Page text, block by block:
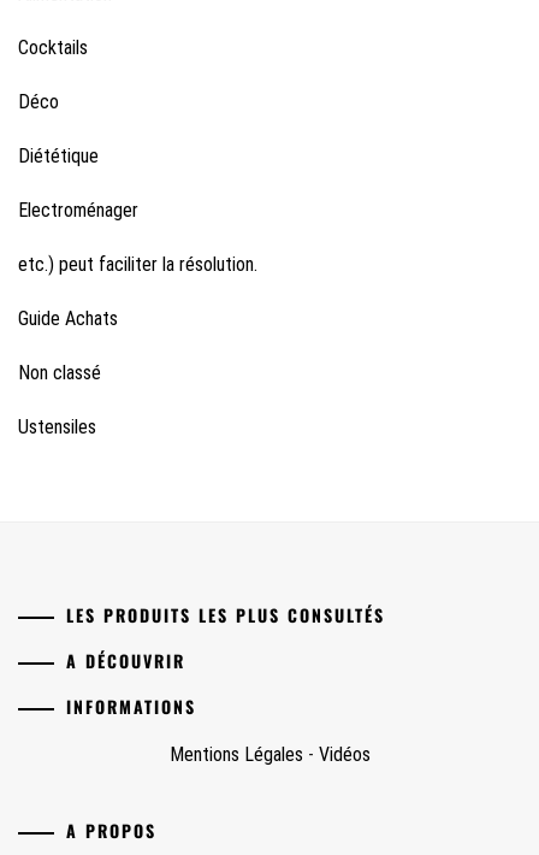
Cocktails
Déco
Diététique
Electroménager
etc.) peut faciliter la résolution.
Guide Achats
Non classé
Ustensiles
LES PRODUITS LES PLUS CONSULTÉS
A DÉCOUVRIR
INFORMATIONS
Mentions Légales - Vidéos
A PROPOS